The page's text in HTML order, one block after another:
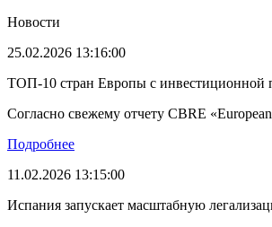
Новости
25.02.2026 13:16:00
ТОП-10 стран Европы с инвестиционной
Согласно свежему отчету CBRE
Подробнее
11.02.2026 13:15:00
Испания запускает масштабную